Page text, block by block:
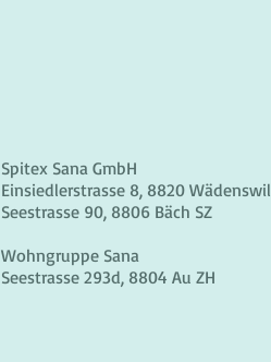
Spitex Sana GmbH
Einsiedlerstrasse 8, 8820 Wädenswil
Seestrasse 90, 8806 Bäch SZ
Wohngruppe Sana
Seestrasse 293d, 8804 Au ZH